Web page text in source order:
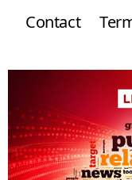
Contact